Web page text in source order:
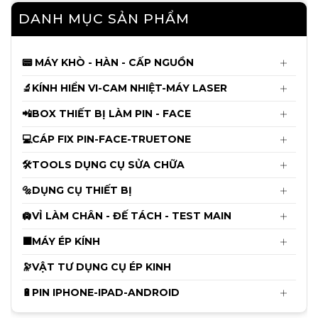
DANH MỤC SẢN PHẨM
📟 MÁY KHÒ - HÀN - CẤP NGUỒN
🔬KÍNH HIỂN VI-CAM NHIỆT-MÁY LASER
📲BOX THIẾT BỊ LÀM PIN - FACE
💻CÁP FIX PIN-FACE-TRUETONE
🛠️TOOLS DỤNG CỤ SỬA CHỮA
🔩DỤNG CỤ THIẾT BỊ
🛄VỈ LÀM CHÂN - ĐẾ TÁCH - TEST MAIN
⬛MÁY ÉP KÍNH
🔭VẬT TƯ DỤNG CỤ ÉP KINH
🔋PIN IPHONE-IPAD-ANDROID
Cáp sửa Face ID Không Khò Hàn
115.000đ
Thảm Kỹ Thuật Chống Cháy RF-P015
Có Đế Cắm Tovit ( Size 45cm x 28cm )
350.000đ
Mới
Máy Cắt Kính iFixes iR360 Xoay 360°
1.700.000đ